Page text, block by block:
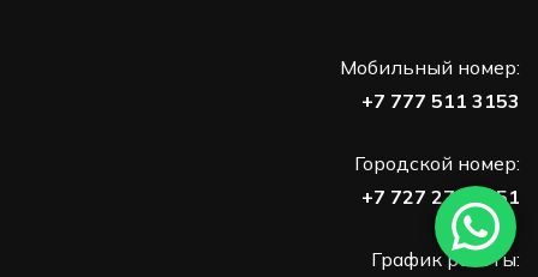
Мобильный номер:
+7 777 511 3153
Городской номер:
+7 727 273 7751
График работы: